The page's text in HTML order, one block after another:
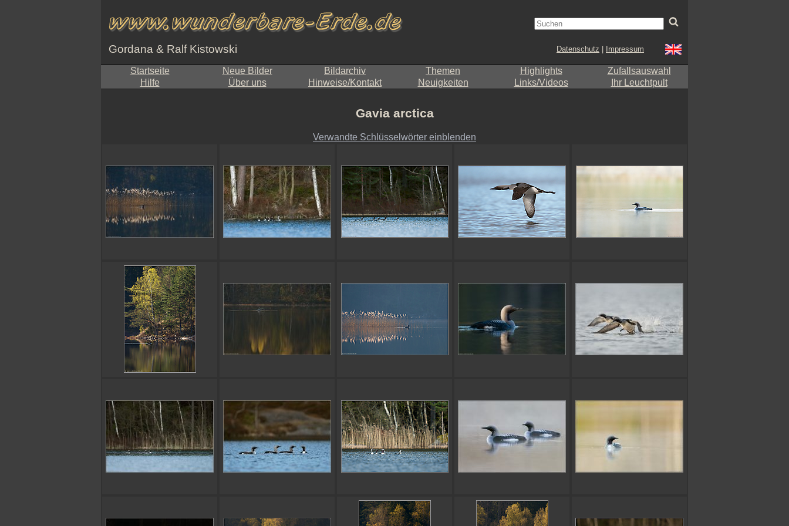
Gordana & Ralf Kistowski Datenschutz Impressum
Startseite Neue Bilder Bildarchiv Themen Highlights
Zufallsauswahl
Hilfe
Über uns Hinweise/Kontakt Neuigkeiten Links/Videos Ihr Leuchtpult
Gavia arctica
Verwandte Schlüsselwörter einblenden